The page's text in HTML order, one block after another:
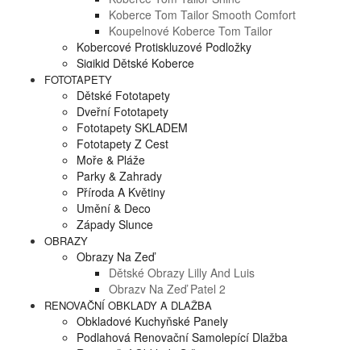
Koberce Tom Tailor Smooth Comfort
Koupelnové Koberce Tom Tailor
Kobercové Protiskluzové Podložky
Sigikid Dětské Koberce
FOTOTAPETY
Dětské Fototapety
Dveřní Fototapety
Fototapety SKLADEM
Fototapety Z Cest
Moře & Pláže
Parky & Zahrady
Příroda A Květiny
Umění & Deco
Západy Slunce
OBRAZY
Obrazy Na Zeď
Dětské Obrazy Lilly And Luis
Obrazy Na Zeď Patel 2
RENOVAČNÍ OBKLADY A DLAŽBA
Obkladové Kuchyňské Panely
Podlahová Renovační Samolepící Dlažba